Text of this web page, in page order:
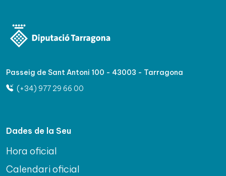
Passeig de Sant Antoni 100 - 43003 - Tarragona
(+34) 977 29 66 00
Dades de la Seu
Hora oficial
Calendari oficial